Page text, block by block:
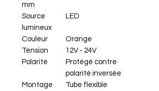
mm
Source
lumineux
LED
Couleur
Orange
Tension
12V - 24V
Polarité
Protégé contre
polarité inversée
Montage
Tube flexible